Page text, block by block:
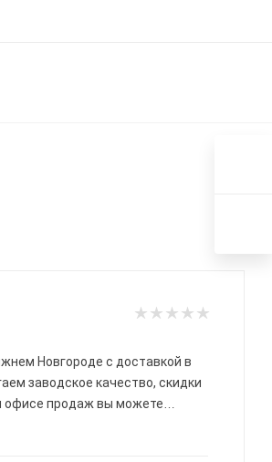
Новгороде с доставкой в
заводское качество, скидки
офисе продаж вы можете